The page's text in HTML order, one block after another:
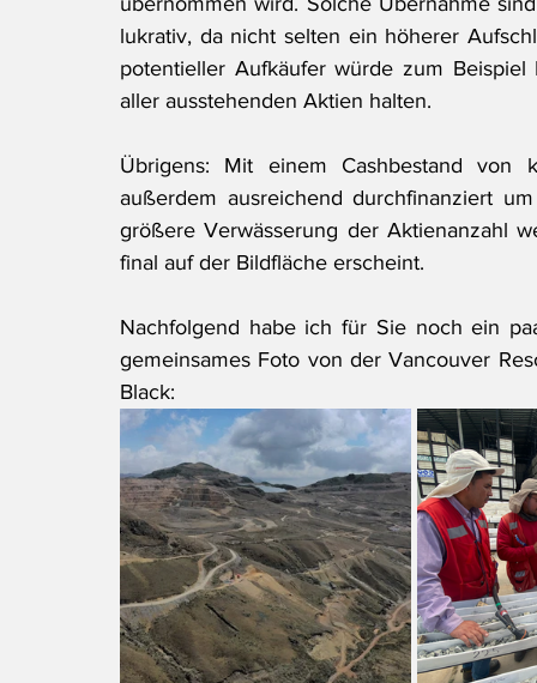
lukrativ, da nicht selten ein höherer
potentieller Aufkäufer würde zum Beispiel
aller ausstehenden Aktien halten.
Übrigens: Mit einem Cashbestand von
außerdem ausreichend durchfinanziert
größere Verwässerung der Aktienanzahl
final auf der Bildfläche erscheint.
Nachfolgend habe ich für Sie noch ein
gemeinsames Foto von der Vancouver
Black: